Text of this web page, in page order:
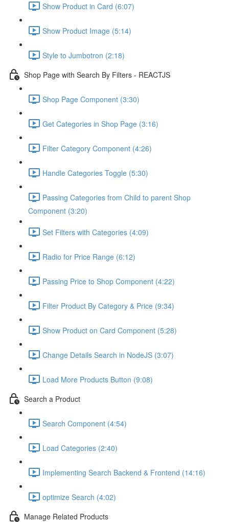
Show Product in Card (6:07)
Show Product Image (5:14)
Style to Jumbotron (2:18)
Shop Page with Search By Filters - REACTJS
Shop Page Component (3:30)
Get Categories in Shop Page (3:16)
Filter Category Component (4:26)
Handle Categories Toggle (5:30)
Passing Categories from Child to parent Shop
Component (3:20)
Set Filters with Categories (4:09)
Radio for Price Range (6:12)
Passing Price to Shop Component (4:22)
Filter Product By Category & Price (9:34)
Show Product on Card Component (5:28)
Change Details Search in NodeJS (3:07)
Load More Products Button (9:08)
Search a Product
Search Component (4:54)
Load Categories (2:40)
Implementing Search Backend & Frontend (14:16)
optimize Search (4:02)
Manage Related Products